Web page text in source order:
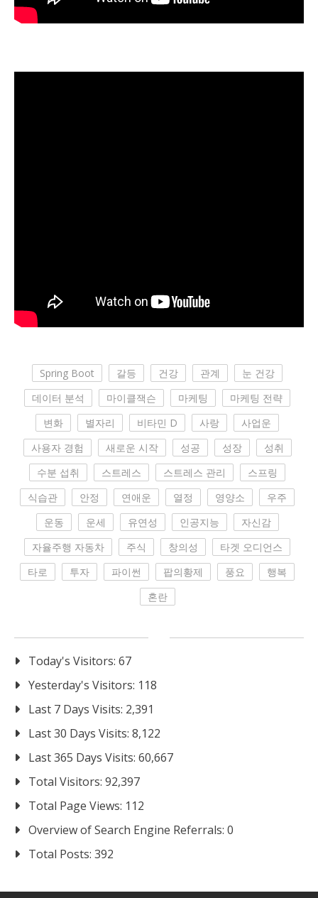
Spring Boot 갈등 건강 관계
눈 건강
데이터 분석
마이클잭슨 마케팅
마케팅 전략
변화
별자리 비타민 D 사랑
사업운
사용자 경험
새로운 시작 성공 성장
성취
수분 섭취
스트레스 스트레스 관리
스프링
식습관
안정 연애운 열정 영양소
우주
운동
운세 유연성 인공지능
자신감
자율주행 자동차
주식 창의성
타겟 오디언스
타로
투자 파이썬 팝의황제 풍요
행복
혼란
Today's Visitors: 67
Yesterday's Visitors: 118
Last 7 Days Visits: 2,391
Last 30 Days Visits: 8,122
Last 365 Days Visits: 60,667
Total Visitors: 92,397
Total Page Views: 112
Overview of Search Engine Referrals: 0
Total Posts: 392